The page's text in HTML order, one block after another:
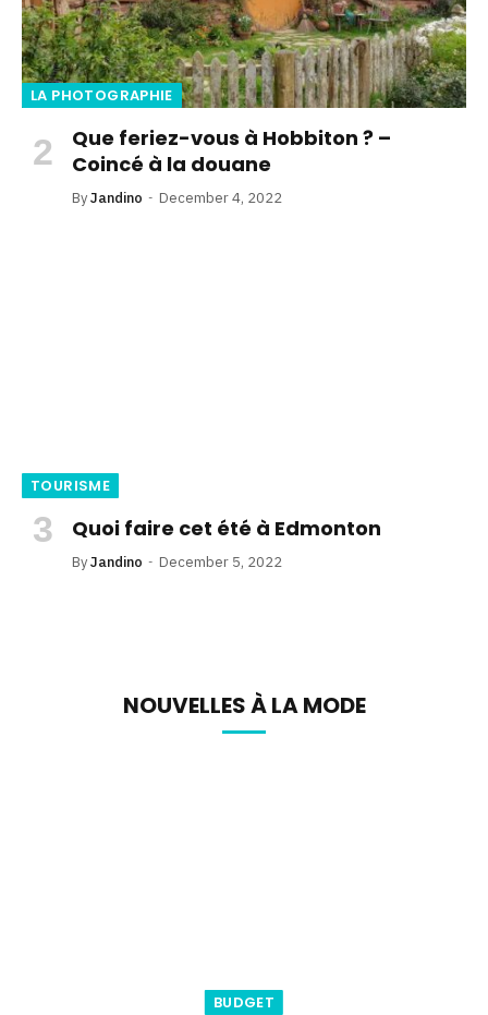
LA PHOTOGRAPHIE
Que feriez-vous à Hobbiton ? –
Coincé à la douane
ByJandino December 4, 2022
TOURISME
Quoi faire cet été à Edmonton
ByJandino December 5, 2022
NOUVELLES À LA MODE
BUDGET